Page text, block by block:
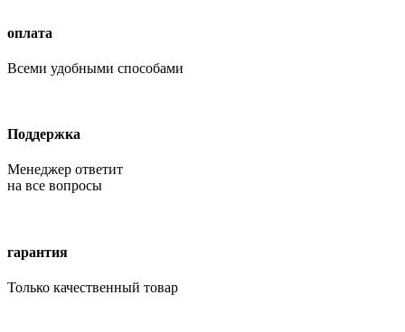
оплата
Всеми удобными способами
Поддержка
Менеджер ответит
на все вопросы
гарантия
Только качественный товар